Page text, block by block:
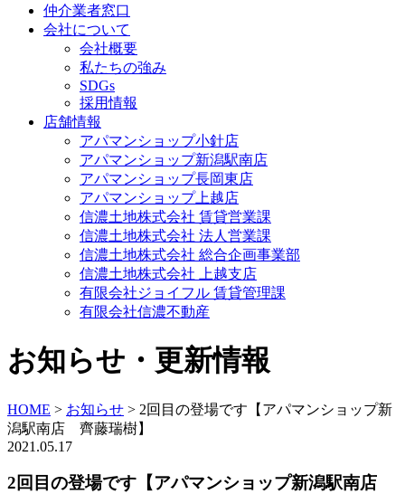
仲介業者窓口
会社について
会社概要
私たちの強み
SDGs
採用情報
店舗情報
アパマンショップ小針店
アパマンショップ新潟駅南店
アパマンショップ長岡東店
アパマンショップ上越店
信濃土地株式会社 賃貸営業課
信濃土地株式会社 法人営業課
信濃土地株式会社 総合企画事業部
信濃土地株式会社 上越支店
有限会社ジョイフル 賃貸管理課
有限会社信濃不動産
お知らせ・更新情報
HOME > お知らせ > 2回目の登場です【アパマンショップ新
潟駅南店 齊藤瑞樹】
2021.05.17
2回目の登場です【アパマンショップ新潟駅南店